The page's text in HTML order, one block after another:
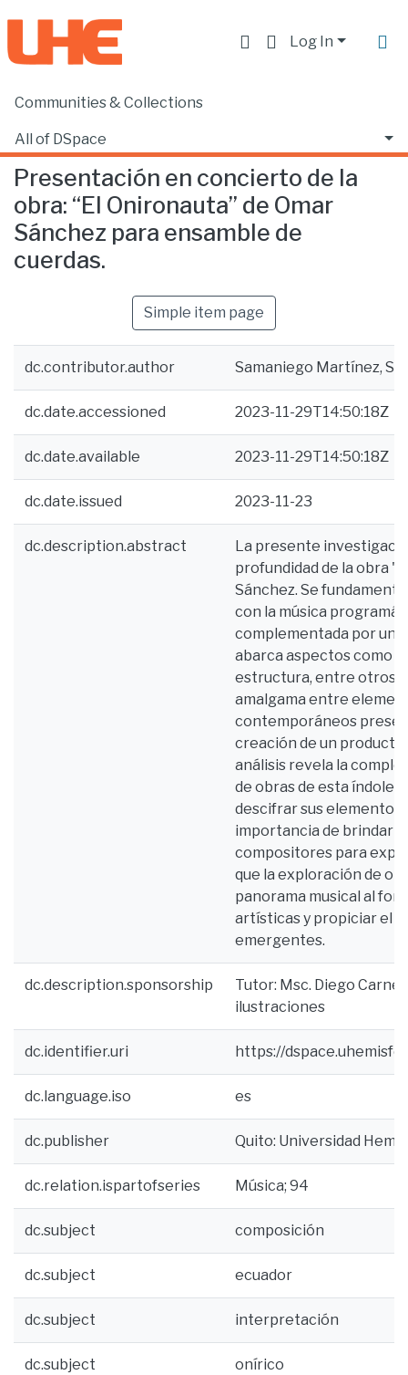
Log In
Communities & Collections
All of DSpace
Statistics
Home Escuela de Música
Presentación en concierto de la
obra: “El Onironauta” de Omar
Sánchez para ensamble de
cuerdas.
Simple item page
dc.contributor.author Samaniego Martínez,
dc.date.accessioned 2023-11-29T14:50:18Z
dc.date.available 2023-11-29T14:50:18Z
dc.date.issued 2023-11-23
dc.description.abstract
La presente
profundidad de la obra
Sánchez. Se
con la música
complementada por un
abarca aspectos como
estructura, entre otros.
amalgama entre
contemporáneos
creación de un
análisis revela la
de obras de esta índole,
descifrar sus elementos
importancia de brindar
compositores para
que la exploración de
panorama musical al
artísticas y propiciar el
emergentes.
dc.description.sponsorship
Tutor: Msc. Diego
ilustraciones
dc.identifier.uri https://
dc.language.iso es
dc.publisher Quito: Universidad
dc.relation.ispartofseries Música; 94
dc.subject composición
dc.subject ecuador
dc.subject interpretación
dc.subject onírico